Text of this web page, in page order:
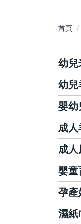
首頁
幼兒
佑
桂
幼兒
富
兒
安
美
豐
明
嬰幼
麗
妙
金
滿
王
成人
哺
百
雀
倍
成人
利
包
添
嬰童
奶
嬰
孕產
待
濕紙